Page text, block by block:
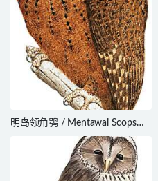
明岛领角鸮 / Mentawai Scops
Owl / Otus mentawi